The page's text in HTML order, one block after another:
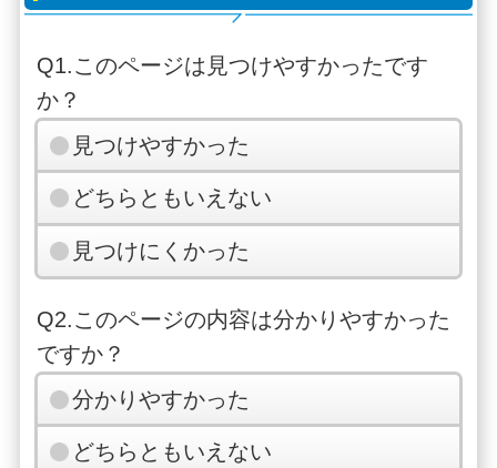
Q1.このページは見つけやすかったです
か？
見つけやすかった
どちらともいえない
見つけにくかった
Q2.このページの内容は分かりやすかった
ですか？
分かりやすかった
どちらともいえない